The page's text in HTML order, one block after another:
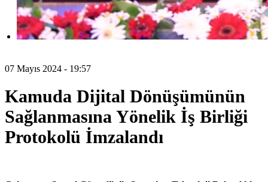
07 Mayıs 2024 - 19:57
Kamuda Dijital Dönüşümünün
Sağlanmasına Yönelik İş Birliği
Protokolü İmzalandı